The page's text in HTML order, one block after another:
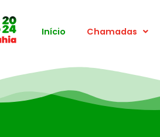
Início Chamadas